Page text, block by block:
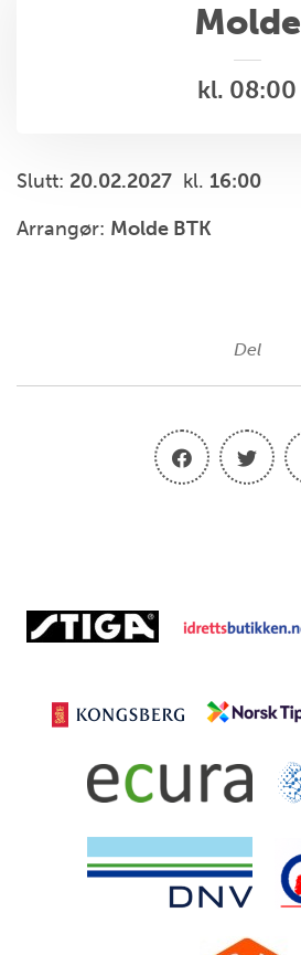
Molde
kl. 08:00
Slutt: 20.02.2027 kl. 16:00
Arrangør: Molde BTK
Del